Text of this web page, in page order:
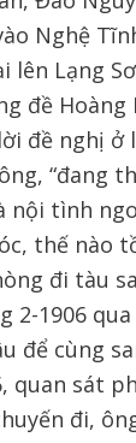
Nghệ
lên Lạng
đề
đề nghị ở
“đang
nội tình
thế nào
đi tàu
2-1906
để cùng
quan sát
đi,